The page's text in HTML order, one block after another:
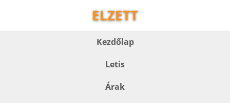
ELZETT
Kezdőlap
Letis
Árak